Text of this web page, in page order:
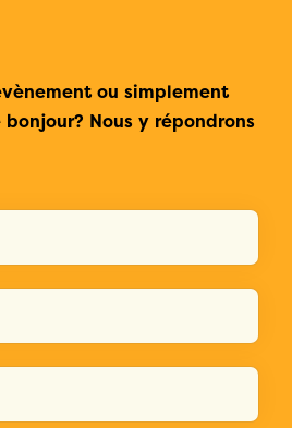
ou simplement
Nous y répondrons